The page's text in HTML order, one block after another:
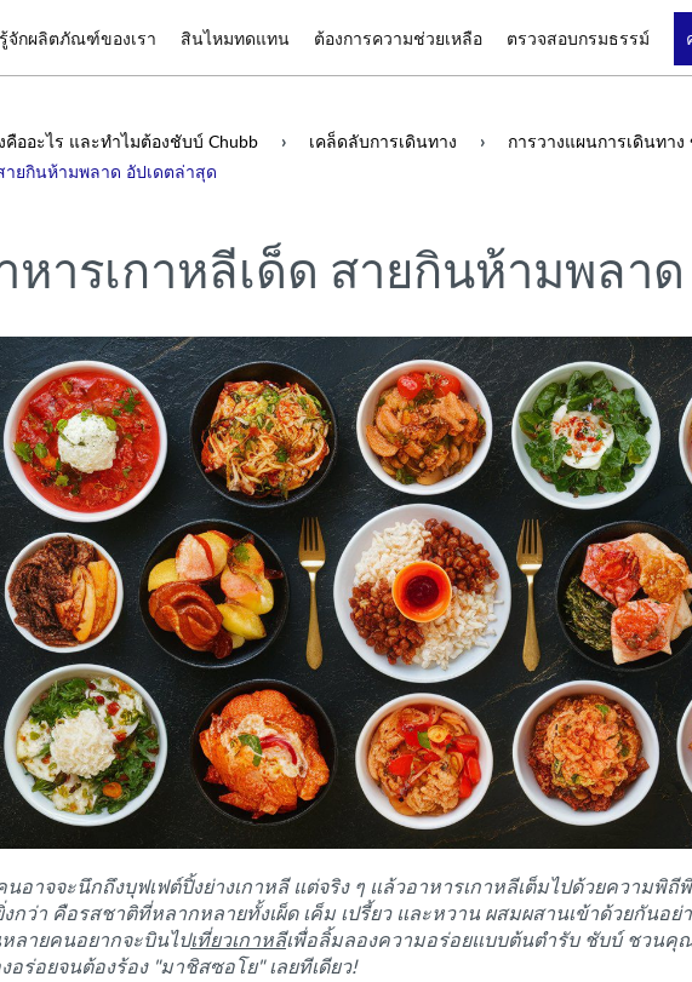
รู้จักผลิตภัณฑ์ของเรา สินไหมทดแทน ต้องการความช่วยเหลือ ตรวจสอบกรมธรรม์
ออะไร และทำไมต้องชับบ์ Chubb เคล็ดลับการเดินทาง
การวางแผนการเดินทา
ายกินห้ามพลาด อัปเดตล่าสุด
หารเกาหลีเด็ด สายกินห้ามพลา
อาจจะนึกถึงบุฟเฟต์ปิ้งย่างเกาหลี แต่จริง ๆ แล้วอาหารเกาหลีเต็มไปด้วยความพิ
กว่า คือรสชาติที่หลากหลายทั้งเผ็ด เค็ม เปรี้ยว และหวาน ผสมผสานเข้าด้วยกันอ
ลายคนอยากจะบินไปเที่ยวเกาหลีเพื่อลิ้มลองความอร่อยแบบต้นตำรับ ชับบ์ ชวน
ร่อยจนต้องร้อง "มาชิสซอโย" เลยทีเดียว!